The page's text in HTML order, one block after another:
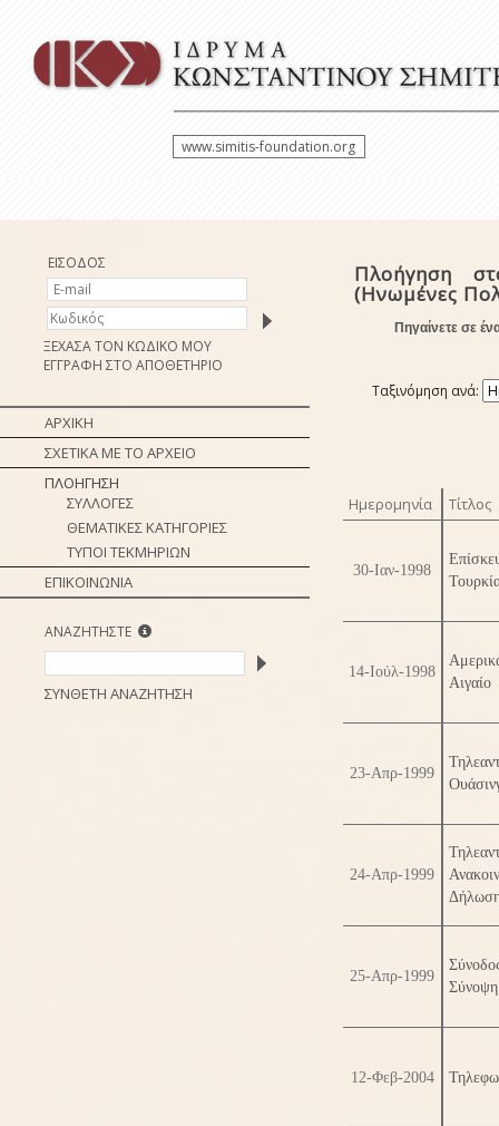
www.simitis-foundation.org
ΕΙΣΟΔΟΣ
ΞΕΧΑΣΑ ΤΟΝ ΚΩΔΙΚΟ ΜΟΥ
ΕΓΓΡΑΦΗ ΣΤΟ ΑΠΟΘΕΤΗΡΙΟ
ΑΡΧΙΚΗ
ΣΧΕΤΙΚΑ ΜΕ ΤΟ ΑΡΧΕΙΟ
ΠΛΟΗΓΗΣΗ
ΣΥΛΛΟΓΕΣ
ΘΕΜΑΤΙΚΕΣ ΚΑΤΗΓΟΡΙΕΣ
ΤΥΠΟΙ ΤΕΚΜΗΡΙΩΝ
ΕΠΙΚΟΙΝΩΝΙΑ
ΑΝΑΖΗΤΗΣΤΕ
ΣΥΝΘΕΤΗ ΑΝΑΖΗΤΗΣΗ
Πλοήγηση
(Ηνωμένες
Πηγαίνετε σε
Ταξινόμηση ανά:
Ημερομηνία Τίτλος
30-Ιαν-1998
14-Ιούλ-1998
Αιγαίο
23-Απρ-1999
24-Απρ-1999
25-Απρ-1999
12-Φεβ-2004